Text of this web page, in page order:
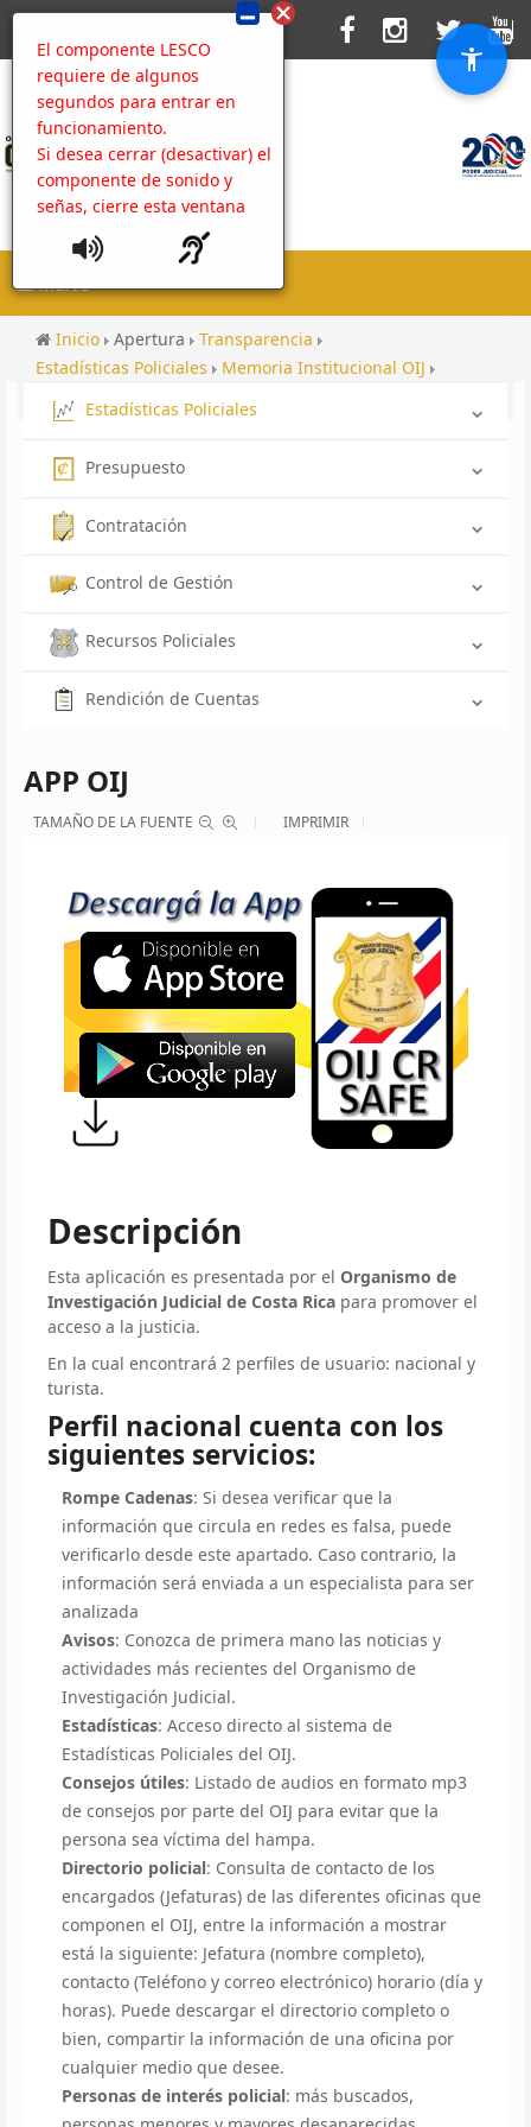
El componente LESCO
requiere de algunos
segundos para entrar en
funcionamiento.
Si desea cerrar (desactivar) el
componente de sonido y
señas, cierre esta ventana
MENU
Inicio Apertura
Transparencia
Estadísticas Policiales
Memoria Institucional OIJ
Contenido
App OIJ
Estadísticas Policiales
Presupuesto
Contratación
Control de Gestión
Recursos Policiales
Rendición de Cuentas
APP OIJ
TAMAÑO DE LA FUENTE IMPRIMIR
Descripción
Esta aplicación es presentada por el Organismo de
Investigación Judicial de Costa Rica para promover el
acceso a la justicia.
En la cual encontrará 2 perfiles de usuario: nacional y
turista.
Perfil nacional cuenta con los
siguientes servicios:
Rompe Cadenas: Si desea verificar que la
información que circula en redes es falsa, puede
verificarlo desde este apartado. Caso contrario, la
información será enviada a un especialista para ser
analizada
Avisos: Conozca de primera mano las noticias y
actividades más recientes del Organismo de
Investigación Judicial.
Estadísticas: Acceso directo al sistema de
Estadísticas Policiales del OIJ.
Consejos útiles: Listado de audios en formato mp3
de consejos por parte del OIJ para evitar que la
persona sea víctima del hampa.
Directorio policial: Consulta de contacto de los
encargados (Jefaturas) de las diferentes oficinas que
componen el OIJ, entre la información a mostrar
está la siguiente: Jefatura (nombre completo),
contacto (Teléfono y correo electrónico) horario (día y
horas). Puede descargar el directorio completo o
bien, compartir la información de una oficina por
cualquier medio que desee.
Personas de interés policial: más buscados,